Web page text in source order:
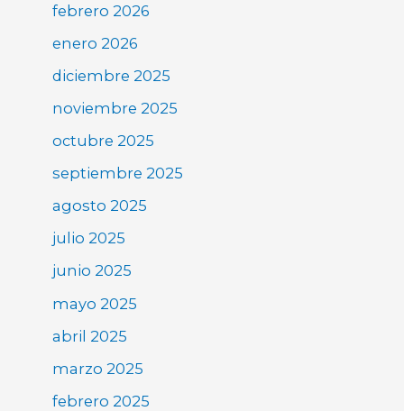
febrero 2026
enero 2026
diciembre 2025
noviembre 2025
octubre 2025
septiembre 2025
agosto 2025
julio 2025
junio 2025
mayo 2025
abril 2025
marzo 2025
febrero 2025